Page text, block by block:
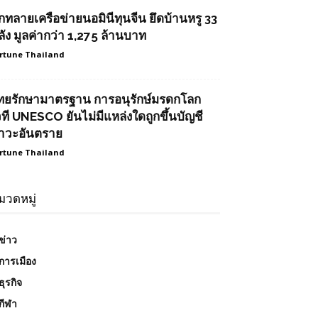
ทลายเครือข่ายนอมินีทุนจีน ยึดบ้านหรู 33
ง มูลค่ากว่า 1,275 ล้านบาท
Thailand
ยรักษามาตรฐาน การอนุรักษ์มรดกโลก
ที UNESCO ยันไม่มีแหล่งใดถูกขึ้นบัญชี
วะอันตราย
Thailand
วดหมู่
าว
ารเมือง
ธุรกิจ
ฬา